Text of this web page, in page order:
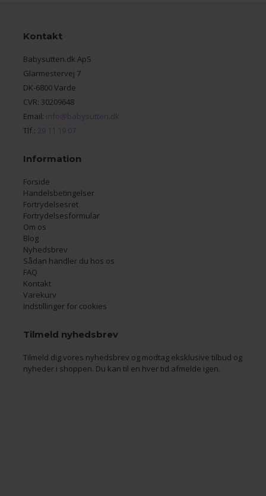
Kontakt
Babysutten.dk ApS
Glarmestervej 7
DK-6800 Varde
CVR: 30209648
Email: info@babysutten.dk
Tlf.: 29 11 19 07
Information
Forside
Handelsbetingelser
Fortrydelsesret
Fortrydelsesformular
Om os
Blog
Nyhedsbrev
Sådan handler du hos os
FAQ
Kontakt
Varekurv
Indstillinger for cookies
Tilmeld nyhedsbrev
Tilmeld dig vores nyhedsbrev og modtag eksklusive tilbud og
nyheder i shoppen. Du kan til en hver tid afmelde igen.